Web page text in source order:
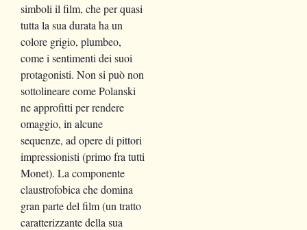
simboli il film, che per quasi
tutta la sua durata ha un
colore grigio, plumbeo,
come i sentimenti dei suoi
protagonisti. Non si può non
sottolineare come Polanski
ne approfitti per rendere
omaggio, in alcune
sequenze, ad opere di pittori
impressionisti (primo fra tutti
Monet). La componente
claustrofobica che domina
gran parte del film (un tratto
caratterizzante della sua